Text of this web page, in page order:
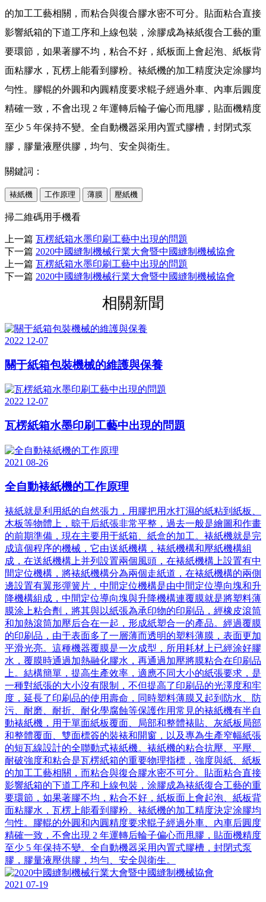
的加工工藝相關，而粘合與復合膠水密不可分。貼面粘合直接
影響紙箱的下道工序和上線包裝，涂膠成為裱紙復合工藝的重
要環節，如果著膠不均，粘合不好，紙板面上會起泡、紙板背
面粘膠水，瓦楞上能看到膠粉。裱紙機的加工精度決定涂膠均
勻性。膠輥的外圓和內圓精度要求輥子經過外車、內車后圓度
精確一致，不會出現 2 年運轉后輪子偏心而甩膠，貼面機精度
至少 5 年保持不變。全自動機器采用內置式膠槽，封閉式泵
膠，膠量液壓供膠，均勻、安全與衛生。
關鍵詞：
裱紙機 工作原理 薄膜 壓紙機
掃二維碼用手機看
上一篇 瓦楞紙箱水墨印刷工藝中出現的問題
下一篇 2020中國縫制機械行業大會暨中國縫制機械協會
上一篇 瓦楞紙箱水墨印刷工藝中出現的問題
下一篇 2020中國縫制機械行業大會暨中國縫制機械協會
相關新聞
2022 12-07
關于紙箱包裝機械的維護與保養
2022 12-07
瓦楞紙箱水墨印刷工藝中出現的問題
2021 08-26
全自動裱紙機的工作原理
裱紙就是利用紙的自然張力，用膠把用水打濕的紙粘到紙板、
木板等物體上，晾干后紙張非常平整，過去一般是繪圖和作畫
的前期準備，現在主要用于紙箱、紙盒的加工。裱紙機就是完
成這個程序的機械，它由送紙機構，裱紙機構和壓紙機構組
成，在送紙機構上并列設置兩個風頭，在裱紙機構上設置有中
間定位機構，將裱紙機構分為兩個走紙道，在裱紙機構的兩側
邊設置有翼形彈簧片，中間定位機構是由中間定位導向塊和升
降機構組成，中間定位導向塊與升降機構連覆膜就是將塑料薄
膜涂上粘合劑，將其與以紙張為承印物的印刷品，經橡皮滾筒
和加熱滾筒加壓后合在一起，形成紙塑合一的產品。經過覆膜
的印刷品，由于表面多了一層薄而透明的塑料薄膜，表面更加
平滑光亮。這種機器覆膜是一次成型，所用耗材上已經涂好膠
水，覆膜時通過加熱融化膠水，再通過加壓將膜粘合在印刷品
上。結構簡單，提高生產效率，適應不同大小的紙張要求，是
一種對紙張的大小沒有限制，不但提高了印刷品的光澤度和牢
度，延長了印刷品的使用壽命，同時塑料薄膜又起到防水、防
污、耐磨、耐折、耐化學腐蝕等保護作用常見的裱紙機有半自
動裱紙機，用于單面紙板覆面、局部和整體裱貼、灰紙板局部
和整體覆面、雙面標簽的裝裱和開窗，以及專為生產窄幅紙張
的短瓦線設計的全聯動式裱紙機。裱紙機的粘合抗壓、平壓、
耐破強度和粘合是瓦楞紙箱的重要物理指標，強度與紙、紙板
的加工工藝相關，而粘合與復合膠水密不可分。貼面粘合直接
影響紙箱的下道工序和上線包裝，涂膠成為裱紙復合工藝的重
要環節，如果著膠不均，粘合不好，紙板面上會起泡、紙板背
面粘膠水，瓦楞上能看到膠粉。裱紙機的加工精度決定涂膠均
勻性。膠輥的外圓和內圓精度要求輥子經過外車、內車后圓度
精確一致，不會出現 2 年運轉后輪子偏心而甩膠，貼面機精度
至少 5 年保持不變。全自動機器采用內置式膠槽，封閉式泵
膠，膠量液壓供膠，均勻、安全與衛生。
2021 07-19